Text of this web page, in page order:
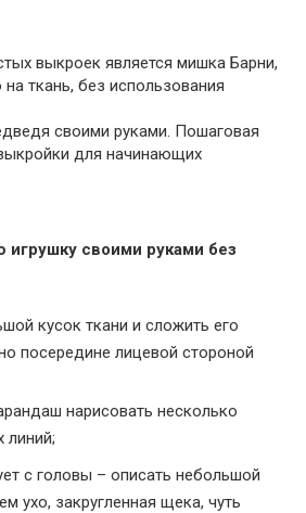
выкроек является мишка Барни,
ткань, без использования
игрушку своими руками без
кусок ткани и сложить его
посередине лицевой стороной
нарисовать несколько
линий;
с головы – описать небольшой
ухо, закругленная щека, чуть